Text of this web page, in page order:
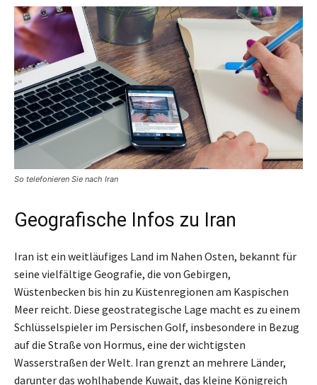
So telefonieren Sie nach Iran
Geografische Infos zu Iran
Iran ist ein weitläufiges Land im Nahen Osten, bekannt für
seine vielfältige Geografie, die von Gebirgen,
Wüstenbecken bis hin zu Küstenregionen am Kaspischen
Meer reicht. Diese geostrategische Lage macht es zu einem
Schlüsselspieler im Persischen Golf, insbesondere in Bezug
auf die Straße von Hormus, eine der wichtigsten
Wasserstraßen der Welt. Iran grenzt an mehrere Länder,
darunter das wohlhabende Kuwait, das kleine Königreich